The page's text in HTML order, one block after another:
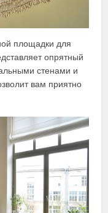
площадки для
опрятный
стенами и
вам приятно